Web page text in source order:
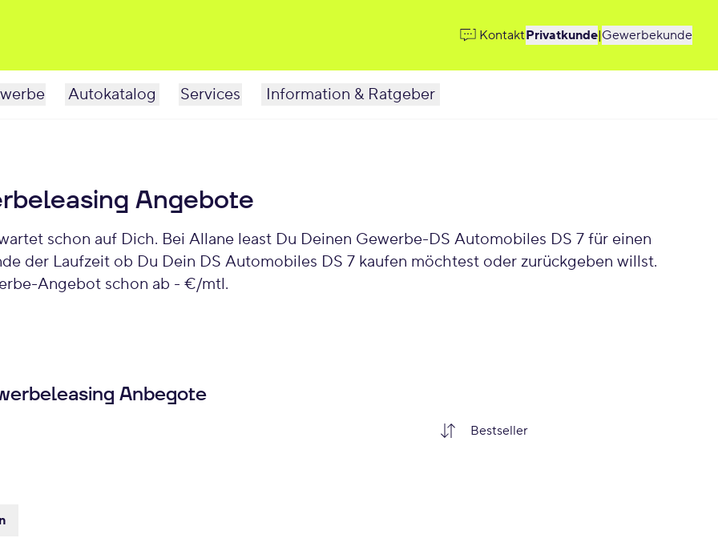
KontaktPrivatkunde|Gewerbekunde
Autokatalog Services Information & Ratgeber
Angebote
der Laufzeit ob Du Dein DS Automobiles DS 7 kaufen möchtest oder zurückgeben willst.
Angebot schon ab - €/mtl.
Anbegote